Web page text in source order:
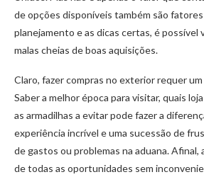
de opções disponíveis também são
planejamento e as dicas certas, é possível
malas cheias de boas aquisições.
Claro, fazer compras no exterior requer
Saber a melhor época para visitar, quais
as armadilhas a evitar pode fazer a
experiência incrível e uma sucessão de
de gastos ou problemas na aduana.
de todas as oportunidades sem